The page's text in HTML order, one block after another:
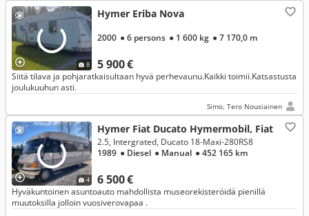
8
Hymer Eriba Nova
5 900 €
2000 ● 6 persons ● 1 600 kg ● 7 170,0 m
Siitä tilava ja pohjaratkaisultaan hyvä perhevaunu.Kaikki toimii.Katsastusta
joulukuuhun asti.
Simo, Tero Nousiainen
4
Hymer Fiat Ducato Hymermobil, Fiat
6 500 €
2.5, Intergrated, Ducato 18-Maxi-280RS8
1989 ● Diesel ● Manual ● 452 165 km
Hyväkuntoinen asuntoauto mahdollista museorekisteröidä pienillä
muutoksilla jolloin vuosiverovapaa .